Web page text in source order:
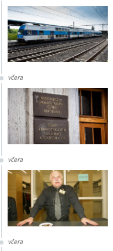
včera
včera
včera